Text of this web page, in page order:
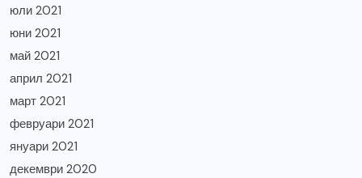
юли 2021
юни 2021
май 2021
април 2021
март 2021
февруари 2021
януари 2021
декември 2020